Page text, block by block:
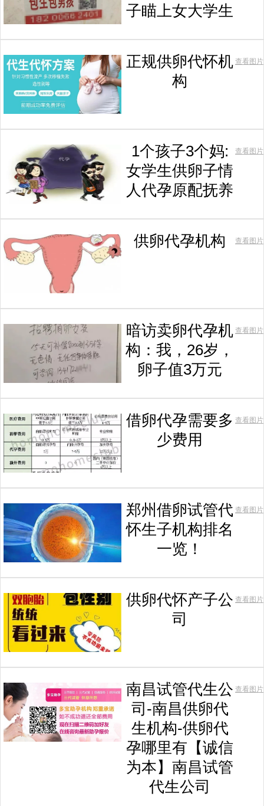
子瞄上女大学生
正规供卵代怀机
构
查看图片
1个孩子3个妈:
女学生供卵子情
人代孕原配抚养
查看图片
供卵代孕机构 查看图片
暗访卖卵代孕机
构：我，26岁，
卵子值3万元
查看图片
借卵代孕需要多
少费用
查看图片
郑州借卵试管代
怀生子机构排名
一览！
查看图片
供卵代怀产子公
司
查看图片
南昌试管代生公
司-南昌供卵代
生机构-供卵代
孕哪里有【诚信
为本】南昌试管
代生公司
查看图片